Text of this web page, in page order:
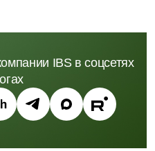
IBS в соцсетях